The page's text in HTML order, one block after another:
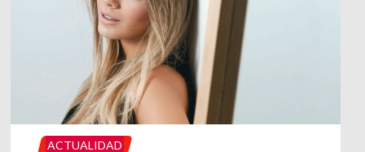
ACTUALIDAD